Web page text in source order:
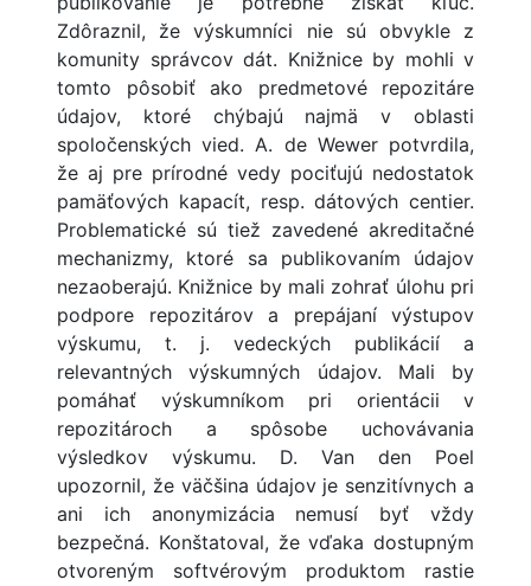
Zdôraznil, že výskumníci nie sú obvykle z
komunity správcov dát. Knižnice by mohli v
tomto pôsobiť ako predmetové repozitáre
údajov, ktoré chýbajú najmä v oblasti
spoločenských vied. A. de Wewer potvrdila,
že aj pre prírodné vedy pociťujú nedostatok
pamäťových kapacít, resp. dátových centier.
Problematické sú tiež zavedené akreditačné
mechanizmy, ktoré sa publikovaním údajov
nezaoberajú. Knižnice by mali zohrať úlohu pri
podpore repozitárov a prepájaní výstupov
výskumu, t. j. vedeckých publikácií a
relevantných výskumných údajov. Mali by
pomáhať výskumníkom pri orientácii v
repozitároch a spôsobe uchovávania
výsledkov výskumu. D. Van den Poel
upozornil, že väčšina údajov je senzitívnych a
ani ich anonymizácia nemusí byť vždy
bezpečná. Konštatoval, že vďaka dostupným
otvoreným softvérovým produktom rastie